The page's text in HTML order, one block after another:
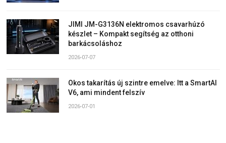
JIMI JM-G3136N elektromos csavarhúzó
készlet – Kompakt segítség az otthoni
barkácsoláshoz
2026-07-07
Okos takarítás új szintre emelve: Itt a SmartAI
V6, ami mindent felszív
2026-07-01